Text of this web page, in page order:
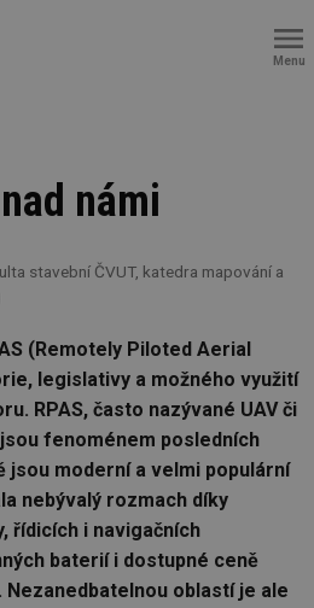
Menu
námi
stavební ČVUT, katedra mapování a
(Remotely Piloted Aerial
legislativy a možného využití
RPAS, často nazývané UAV či
fenoménem posledních
jsou moderní a velmi populární
nebývalý rozmach díky
řídicích i navigačních
baterií i dostupné ceně
oblastí je ale